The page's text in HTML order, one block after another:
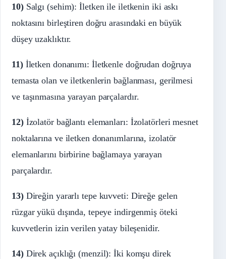
10)Salgı (sehim): İletken ile iletkenin iki askı
noktasını birleştiren doğru arasındaki en büyük
düşey uzaklıktır.
11)İletken donanımı: İletkenle doğrudan doğruya
temasta olan ve iletkenlerin bağlanması, gerilmesi
ve taşınmasına yarayan parçalardır.
12)İzolatör bağlantı elemanları: İzolatörleri mesnet
noktalarına ve iletken donanımlarına, izolatör
elemanlarını birbirine bağlamaya yarayan
parçalardır.
13)Direğin yararlı tepe kuvveti: Direğe gelen
rüzgar yükü dışında, tepeye indirgenmiş öteki
kuvvetlerin izin verilen yatay bileşenidir.
14)Direk açıklığı (menzil): İki komşu direk